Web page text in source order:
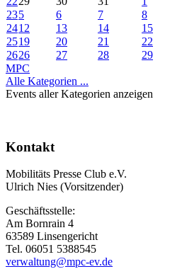
235 6 7 8
2412 13 14 15
2519 20 21 22
2626 27 28 29
MPC
Alle Kategorien ...
Events aller Kategorien anzeigen
Kontakt
Mobilitäts Presse Club e.V.
Ulrich Nies (Vorsitzender)
Geschäftsstelle:
Am Bornrain 4
63589 Linsengericht
Tel. 06051 5388545
verwaltung@mpc-ev.de